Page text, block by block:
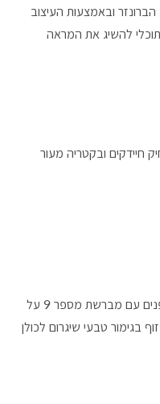
ובאמצעות העיצוב
להשיג את המראה
חיידקים ובקטריה מעור
הניחי את הברונזר קרם שלנו על עור הפנים עם מברשת מספר 9 על
בגימור טבעי שיגרום לכולן